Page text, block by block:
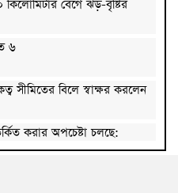
বেগে ঝড়-বৃষ্টির
৬
সীমিতের বিলে স্বাক্ষর করলেন
করার অপচেষ্টা চলছে: